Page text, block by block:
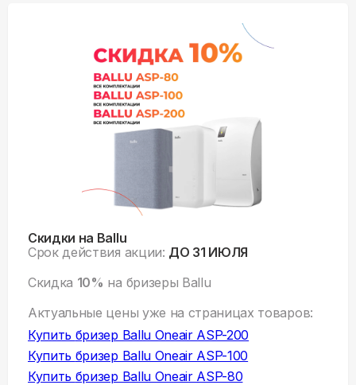
Скидки на Ballu
Срок действия акции: ДО 31 ИЮЛЯ
Скидка 10% на бризеры Ballu
Актуальные цены уже на страницах товаров:
Купить бризер Ballu Oneair ASP-200
Купить бризер Ballu Oneair ASP-100
Купить бризер Ballu Oneair ASP-80